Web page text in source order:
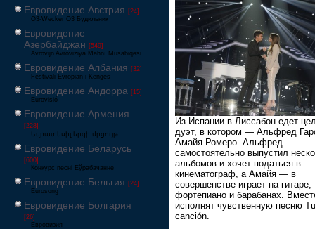
Евровидение Австрия [24]
Ö3-Wecker Ö3 Будильник
Евровидение
Азербайджан [549]
Avrovijn Avroviziya Mahnı Müsabiqəsi
Евровидение Албания [32]
Festivali Evropian i Këngës
Евровидение Андорра [15]
Eurovisió
Евровидение Армения
[228]
Եվրատեսիլ երգի մրցույթ
Евровидение Беларусь
[600]
Конкурс песні Еўрабачанне
Евровидение Бельгия [24]
Eurosong
Евровидение Болгария
[26]
Евровизия
Из Испании в Лиссабон едет
дуэт, в котором — Альфред
Амайя Ромеро. Альфред
самостоятельно выпустил
альбомов и хочет податься в
кинематограф, а Амайя — в
совершенстве играет на гитаре,
фортепиано и барабанах.
исполнят чувственную песню Tu
canción.